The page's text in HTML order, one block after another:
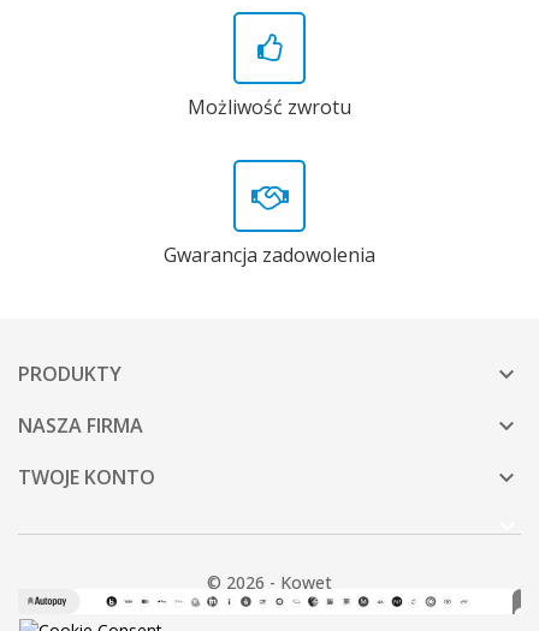
Możliwość zwrotu
Gwarancja zadowolenia
PRODUKTY 
NASZA FIRMA 
TWOJE KONTO 
© 2026 - Kowet